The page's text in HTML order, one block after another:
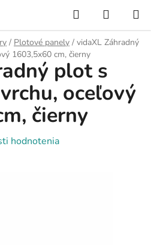
Hľadať
KOŠÍK
/ Plotové panely / vidaXL Záhradný
1603,5x60 cm, čierny
plot s
oceľový
čierny
hodnotenia